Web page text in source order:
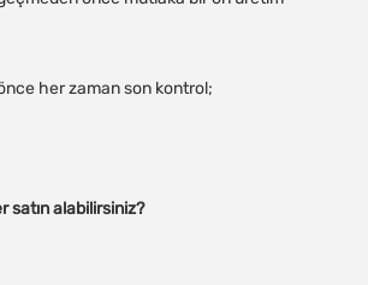
3.Bizden neler satın alabilirsiniz?